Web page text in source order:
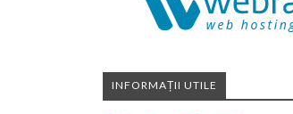
INFORMAȚII UTILE